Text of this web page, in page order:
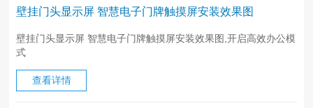
壁挂门头显示屏 智慧电子门牌触摸屏安装效果图
壁挂门头显示屏 智慧电子门牌触摸屏安装效果图,开启高效办公模
式
查看详情